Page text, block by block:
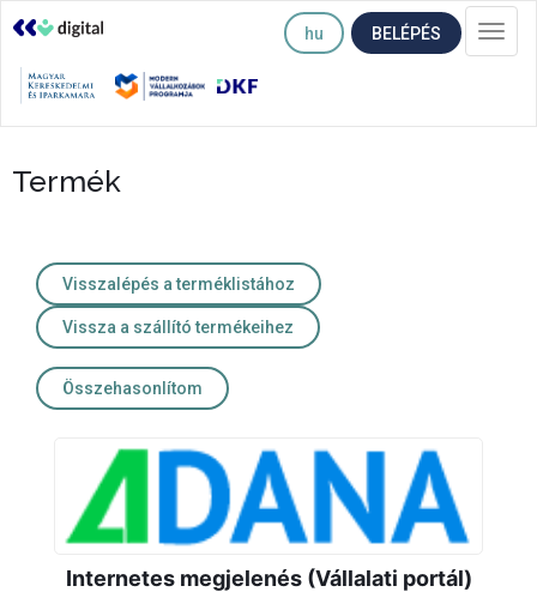
hu BELÉPÉS
Termék
Visszalépés a terméklistához
Vissza a szállító termékeihez
Összehasonlítom
Internetes megjelenés (Vállalati portál)